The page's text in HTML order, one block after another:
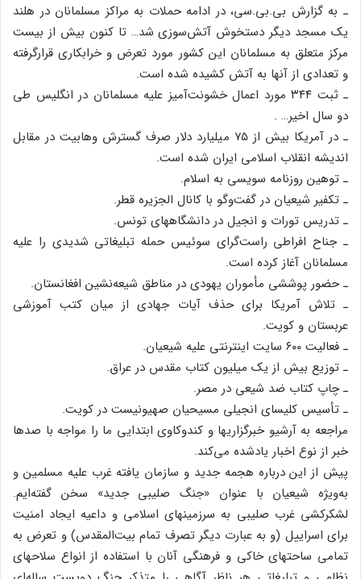
ـ به‌ گزارش‌ بی‌.بی‌.سی‌، در ادامه‌ حملات‌ به‌ مراکز مسلمانان‌ در هلند
یک‌ مسجد دیگر دستخوش‌ آتش‌سوزی‌ شد… تا کنون‌ بیش‌ از بیست‌
مرکز متعلق‌ به‌ مسلمانان‌ این‌ کشور مورد تعرض‌ و خرابکاری‌ قرارگرفته‌
و تعدادی‌ از آنها به‌ آتش‌ کشیده‌ شده‌ است‌.
ـ ثبت‌ ۳۴۴ مورد اعمال‌ خشونت‌آمیز علیه‌ مسلمانان‌ در انگلیس‌ طی‌
دو سال‌ اخیر… .
ـ در آمریکا بیش‌ از ۷۵ میلیارد دلار صرف‌ گسترش‌ وهابیت‌ در مقابل‌
اندیشه‌ انقلاب‌ اسلامی‌ ایران‌ شده‌ است‌.
ـ توهین‌ روزنامه‌ سویسی‌ به‌ اسلام‌.
ـ تکفیر شیعیان‌ در گفت‌وگو با کانال‌ الجزیره‌ قطر.
ـ تدریس‌ تورات‌ و انجیل‌ در دانشگاههای‌ تونس‌.
ـ جناح‌ افراطی‌ راست‌گرای‌ سوئیس‌ حمله‌ تبلیغاتی‌ شدیدی‌ را علیه‌
مسلمانان‌ آغاز کرده‌ است‌.
ـ حضور پوششی‌ مأموران‌ یهودی‌ در مناطق‌ شیعه‌نشین‌ افغانستان‌.
ـ تلاش‌ آمریکا برای‌ حذف‌ آیات‌ جهادی‌ از میان‌ کتب‌ آموزشی‌
عربستان‌ و کویت‌.
ـ فعالیت‌ ۶۰۰ سایت‌ اینترنتی‌ علیه‌ شیعیان‌.
ـ توزیع‌ بیش‌ از یک‌ میلیون‌ کتاب‌ مقدس‌ در عراق‌.
ـ چاپ‌ کتاب‌ ضد شیعی‌ در مصر.
ـ تأسیس‌ کلیسای‌ انجیلی‌ مسیحیان‌ صهیونیست‌ در کویت‌.
مراجعه‌ به‌ آرشیو خبرگزاریها و کندوکاوی‌ ابتدایی‌ ما را مواجه‌ با صدها
خبر از نوع‌ اخبار یادشده‌ می‌کند.
پیش‌ از این‌ درباره‌ هجمه‌ جدید و سازمان‌ یافته‌ غرب‌ علیه‌ مسلمین‌ و
به‌ویژه‌ شیعیان‌ با عنوان‌ «جنگ‌ صلیبی‌ جدید» سخن‌ گفته‌ایم‌.
لشکرکشی‌ غرب‌ صلیبی‌ به‌ سرزمینهای‌ اسلامی‌ و داعیه‌ ایجاد امنیت‌
برای‌ اسراییل‌ (و به‌ عبارت‌ دیگر تصرف‌ تمام‌ بیت‌المقدس‌) و تعرض‌ به‌
تمامی‌ ساحتهای‌ خاکی‌ و فرهنگی‌ آنان‌ با استفاده‌ از انواع‌ سلاحهای‌